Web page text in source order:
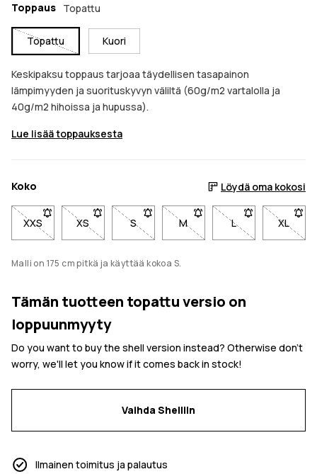
Toppaus Topattu
Topattu Kuori
Keskipaksu toppaus tarjoaa täydellisen tasapainon
lämpimyyden ja suorituskyvyn väliltä (60g/m2 vartalolla ja
40g/m2 hihoissa ja hupussa).
Lue lisää toppauksesta
Koko Löydä oma kokosi
XXS- Koko XXS ei ole saatavilla. Napsauta saadaksesi
XS- Koko XS ei ole saatavilla. Napsauta saadaksesi
S- Koko S ei ole saatavilla. Napsauta
M- Koko M ei ole saatavilla.
L- Koko L ei ole
XL- Koko
Malli on 175 cm pitkä ja käyttää kokoa S.
Tämän tuotteen topattu versio on
loppuunmyyty
Do you want to buy the shell version instead? Otherwise don't
worry, we'll let you know if it comes back in stock!
Vaihda Shelliin
Ilmainen toimitus ja palautus